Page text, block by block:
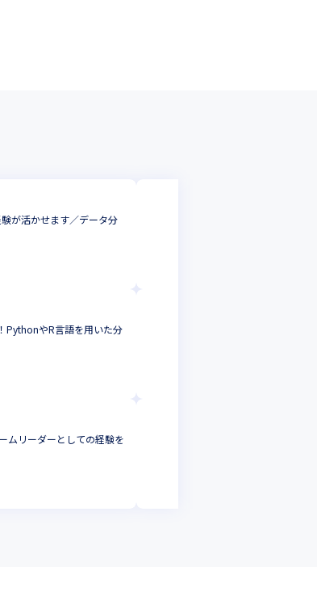
が活かせます／データ分
PythonやR言語を用いた分
ムリーダーとしての経験を